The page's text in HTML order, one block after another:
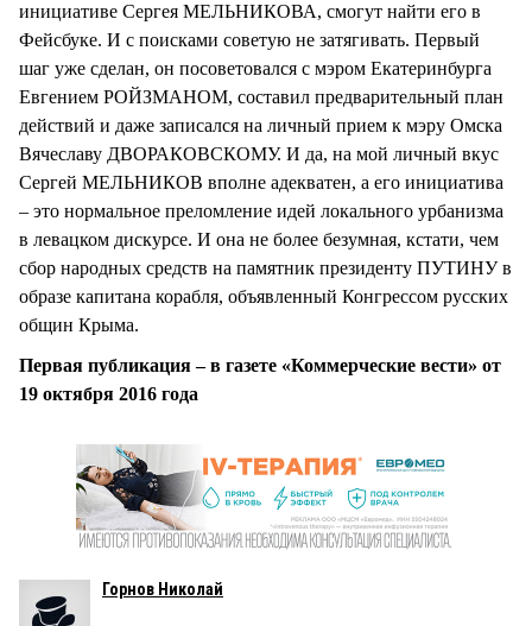
инициативе Сергея МЕЛЬНИКОВА, смогут найти его в
Фейсбуке. И с поисками советую не затягивать. Первый
шаг уже сделан, он посоветовался с мэром Екатеринбурга
Евгением РОЙЗМАНОМ, составил предварительный план
действий и даже записался на личный прием к мэру Омска
Вячеславу ДВОРАКОВСКОМУ. И да, на мой личный вкус
Сергей МЕЛЬНИКОВ вполне адекватен, а его инициатива
– это нормальное преломление идей локального урбанизма
в левацком дискурсе. И она не более безумная, кстати, чем
сбор народных средств на памятник президенту ПУТИНУ в
образе капитана корабля, объявленный Конгрессом русских
общин Крыма.
Первая публикация – в газете «Коммерческие вести» от
19 октября 2016 года
Горнов Николай